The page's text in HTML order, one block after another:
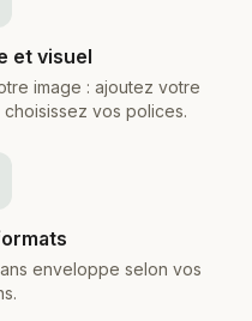
et visuel
image : ajoutez votre
vos polices.
enveloppe selon vos